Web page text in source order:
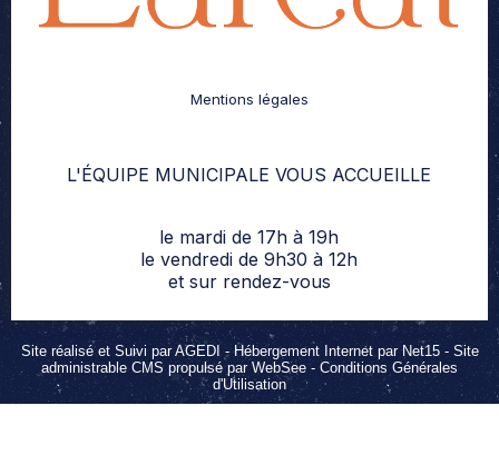
Mentions légales
L'ÉQUIPE MUNICIPALE VOUS ACCUEILLE
le mardi de 17h à 19h
le vendredi de 9h30 à 12h
et sur rendez-vous
Site réalisé et Suivi par AGEDI- Hébergement Internet par Net15 - Site
administrable CMS propulsé par WebSee- Conditions Générales
d'Utilisation